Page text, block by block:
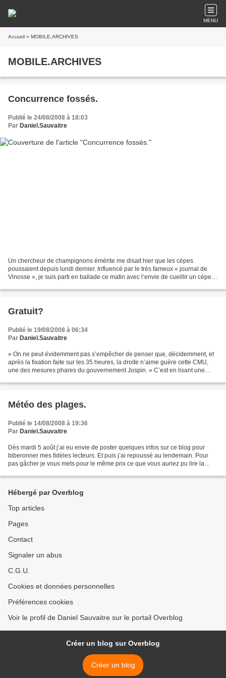
MENU
Accueil » MOBILE.ARCHIVES
MOBILE.ARCHIVES
Concurrence fossés.
Publié le 24/08/2008 à 18:03
Par Daniel.Sauvaitre
Un chercheur de champignons émérite me disait hier que les cèpes
poussaient depuis lundi dernier. Influencé par le très fameux « journal de
Vinosse », je suis parti en ballade ce matin avec l’envie de cueillir un cèpe.
Gratuit?
Publié le 19/08/2008 à 06:34
Par Daniel.Sauvaitre
« On ne peut évidemment pas s’empêcher de penser que, décidemment, et
après la fixation faite sur les 35 heures, la droite n’aime guère cette CMU,
une des mesures phares du gouvernement Jospin. » C’est en lisant une
Météo des plages.
Publié le 14/08/2008 à 19:36
Par Daniel.Sauvaitre
Dès mardi 5 août j’ai eu envie de poster quelques infos sur ce blog pour
biberonner mes fidèles lecteurs. Et puis j’ai repoussé au lendemain. Pour
pas gâcher je vous mets pour le même prix ce que vous auriez pu lire la
Hébergé par Overblog
Top articles
Pages
Contact
Signaler un abus
C.G.U.
Cookies et données personnelles
Préférences cookies
Voir le profil de Daniel Sauvaitre sur le portail Overblog
Créer un blog sur Overblog
Créer un blog